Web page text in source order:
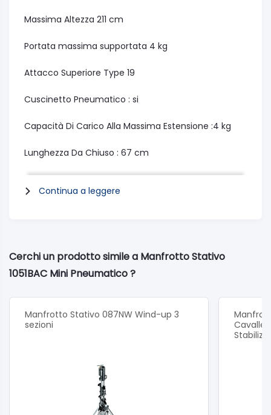
Massima Altezza 211 cm
Portata massima supportata 4 kg
Attacco Superiore Type 19
Cuscinetto Pneumatico : si
Capacità Di Carico Alla Massima Estensione :4 kg
Lunghezza Da Chiuso : 67 cm
Materiale Base Adapto
Continua a leggere
Cerchi un prodotto simile a Manfrotto Stativo
1051BAC Mini Pneumatico ?
Manfrotto Stativo 087NW Wind-up 3
sezioni